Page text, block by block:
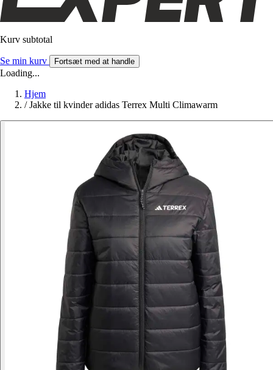
Kurv subtotal
Se min kurv Fortsæt med at handle
Loading...
Hjem
/ Jakke til kvinder adidas Terrex Multi Climawarm